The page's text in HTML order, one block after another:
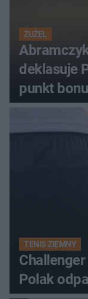
ŻUŻEL
deklasuje
punkt
TENIS ZIEMNY
Polak